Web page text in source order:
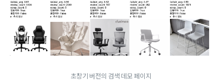
초창기 버전의 검색 데모 페이지